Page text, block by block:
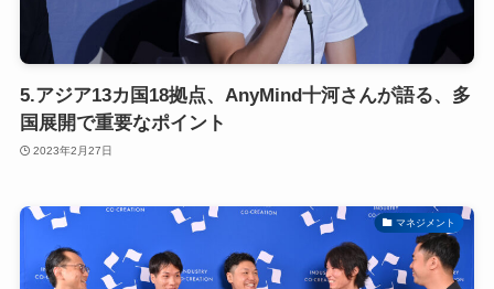
5.アジア13カ国18拠点、AnyMind十河さんが語る、多
国展開で重要なポイント
2023年2月27日
マネジメント